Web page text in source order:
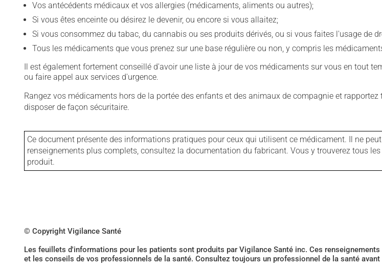
Vos antécédents médicaux et vos allergies (médicaments, aliments ou autres);
Si vous êtes enceinte ou désirez le devenir, ou encore si vous allaitez;
Si vous consommez du tabac, du cannabis ou ses produits dérivés, ou si vous faites l'usage de
Tous les médicaments que vous prenez sur une base régulière ou non, y compris les
Il est également fortement conseillé d'avoir une liste à jour de vos médicaments sur vous en tout
ou faire appel aux services d'urgence.
Rangez vos médicaments hors de la portée des enfants et des animaux de compagnie et
disposer de façon sécuritaire.
Ce document présente des informations pratiques pour ceux qui utilisent ce médicament. Il ne
renseignements plus complets, consultez la documentation du fabricant. Vous y trouverez tous
produit.
© Copyright Vigilance Santé
Les feuillets d'informations pour les patients sont produits par Vigilance Santé inc. Ces
et les conseils de vos professionnels de la santé. Consultez toujours un professionnel de la santé